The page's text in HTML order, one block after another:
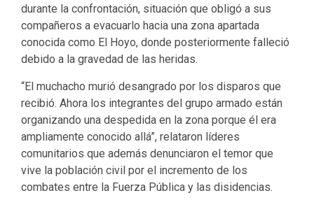
durante la confrontación, situación que obligó a sus
compañeros a evacuarlo hacia una zona apartada
conocida como El Hoyo, donde posteriormente falleció
debido a la gravedad de las heridas.
“El muchacho murió desangrado por los disparos que
recibió. Ahora los integrantes del grupo armado están
organizando una despedida en la zona porque él era
ampliamente conocido allá”, relataron líderes
comunitarios que además denunciaron el temor que
vive la población civil por el incremento de los
combates entre la Fuerza Pública y las disidencias.